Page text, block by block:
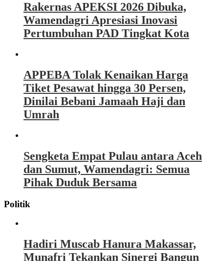
Rakernas APEKSI 2026 Dibuka,
Wamendagri Apresiasi Inovasi
Pertumbuhan PAD Tingkat Kota
APPEBA Tolak Kenaikan Harga
Tiket Pesawat hingga 30 Persen,
Dinilai Bebani Jamaah Haji dan
Umrah
Sengketa Empat Pulau antara Aceh
dan Sumut, Wamendagri: Semua
Pihak Duduk Bersama
Politik
Hadiri Muscab Hanura Makassar,
Munafri Tekankan Sinergi Bangun